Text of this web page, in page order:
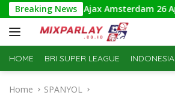
Skip
to
content
Breaking News
Breda vs Ajax Amsterdam 26 April 2026
HOME BRI SUPER LEAGUE INDONESIA
Home SPANYOL